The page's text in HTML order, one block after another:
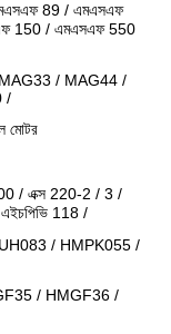
89 / এমএসএফ
150 / এমএসএফ 550
/ MAG44 /
/
মোটর
/ এক্স 220-2 / 3 /
118 /
/ HMPK055 /
/ HMGF36 /